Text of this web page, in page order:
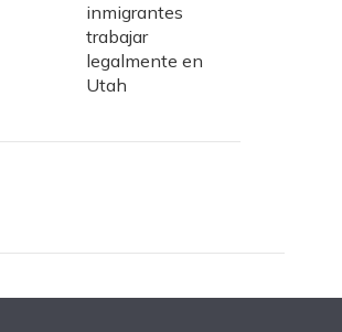
inmigrantes
trabajar
legalmente en
Utah